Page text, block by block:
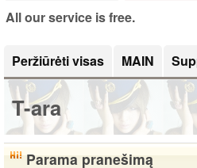
All our service is free.
Peržiūrėti visas MAIN
T-ara
Parama pranešimą